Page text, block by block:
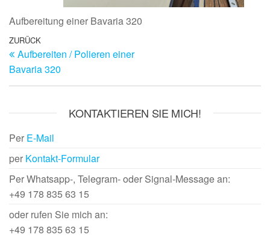
Aufbereitung einer Bavaria 320
Beitragsnavigation
Vorheriger
Beitrag
ZURÜCK
Aufbereiten / Polieren einer
Bavaria 320
KONTAKTIEREN SIE MICH!
Per E-Mail
per Kontakt-Formular
Per Whatsapp-, Telegram- oder Signal-Message an:
+49 178 835 63 15
oder rufen Sie mich an:
+49 178 835 63 15